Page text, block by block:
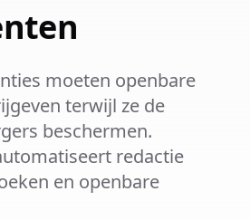
moeten openbare
terwijl ze de
beschermen.
redactie
en openbare